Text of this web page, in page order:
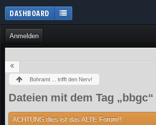
Anmelden
DASHBOARD
Bohramt ... trifft den Nerv!
Dateien mit dem Tag „bbgc“
ACHTUNG dies ist das ALTE Forum!!